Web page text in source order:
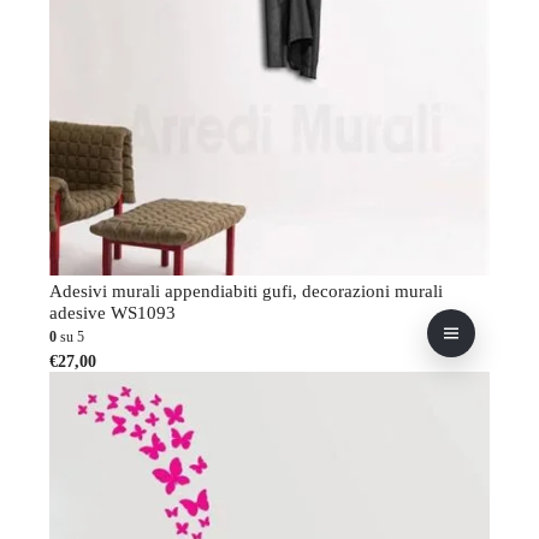
Adesivi murali appendiabiti gufi, decorazioni murali
adesive WS1093
0 su 5
€27,00Questo
ha
più
varianti.